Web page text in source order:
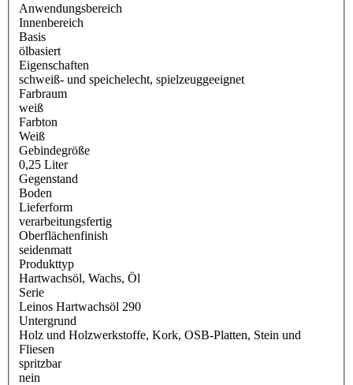
Anwendungsbereich
Innenbereich
Basis
ölbasiert
Eigenschaften
schweiß- und speichelecht, spielzeuggeeignet
Farbraum
weiß
Farbton
Weiß
Gebindegröße
0,25 Liter
Gegenstand
Boden
Lieferform
verarbeitungsfertig
Oberflächenfinish
seidenmatt
Produkttyp
Hartwachsöl, Wachs, Öl
Serie
Leinos Hartwachsöl 290
Untergrund
Holz und Holzwerkstoffe, Kork, OSB-Platten, Stein und
Fliesen
spritzbar
nein